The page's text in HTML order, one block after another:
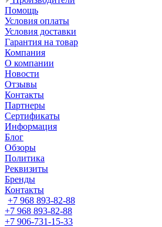
Помощь
Условия оплаты
Условия доставки
Гарантия на товар
Компания
О компании
Новости
Отзывы
Контакты
Партнеры
Сертификаты
Информация
Блог
Обзоры
Политика
Реквизиты
Бренды
Контакты
+7 968 893-82-88
+7 968 893-82-88
+7 906-731-15-33